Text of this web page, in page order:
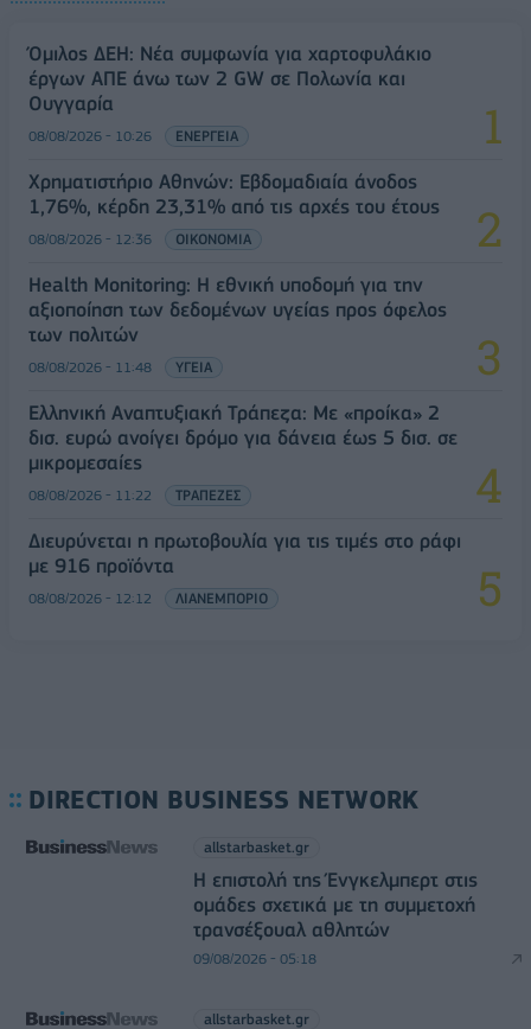
Όμιλος ΔΕΗ: Νέα συμφωνία για χαρτοφυλάκιο
έργων ΑΠΕ άνω των 2 GW σε Πολωνία και
Ουγγαρία
08/08/2026 - 10:26 ΕΝΕΡΓΕΙΑ
Χρηματιστήριο Αθηνών: Εβδομαδιαία άνοδος
1,76%, κέρδη 23,31% από τις αρχές του έτους
08/08/2026 - 12:36 ΟΙΚΟΝΟΜΙΑ
Health Monitoring: Η εθνική υποδομή για την
αξιοποίηση των δεδομένων υγείας προς όφελος
των πολιτών
08/08/2026 - 11:48 ΥΓΕΙΑ
Ελληνική Αναπτυξιακή Τράπεζα: Με «προίκα» 2
δισ. ευρώ ανοίγει δρόμο για δάνεια έως 5 δισ. σε
μικρομεσαίες
08/08/2026 - 11:22 ΤΡΑΠΕΖΕΣ
Διευρύνεται η πρωτοβουλία για τις τιμές στο ράφι
με 916 προϊόντα
08/08/2026 - 12:12 ΛΙΑΝΕΜΠΟΡΙΟ
DIRECTION BUSINESS NETWORK
allstarbasket.gr
Η επιστολή της Ένγκελμπερτ στις
ομάδες σχετικά με τη συμμετοχή
τρανσέξουαλ αθλητών
09/08/2026 - 05:18
allstarbasket.gr